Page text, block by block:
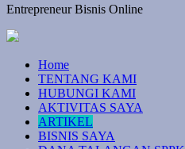
Entrepreneur Bisnis Online
Home
TENTANG KAMI
HUBUNGI KAMI
AKTIVITAS SAYA
ARTIKEL
BISNIS SAYA